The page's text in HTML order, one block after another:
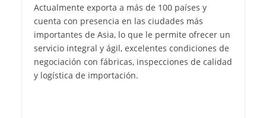
Actualmente exporta a más de 100 países y
cuenta con presencia en las ciudades más
importantes de Asia, lo que le permite ofrecer un
servicio integral y ágil, excelentes condiciones de
negociación con fábricas, inspecciones de calidad
y logística de importación.